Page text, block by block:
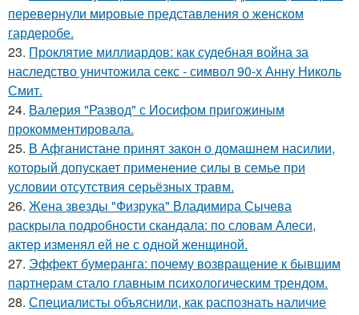
перевернули мировые представления о женском
гардеробе.
23. Проклятие миллиардов: как судебная война за
наследство уничтожила секс - символ 90-х Анну Николь
Смит.
24. Валерия "Развод" с Иосифом пригожиным
прокомментировала.
25. В Афганистане принят закон о домашнем насилии,
который допускает применение силы в семье при
условии отсутствия серьёзных травм.
26. Жена звезды "Физрука" Владимира Сычева
раскрыла подробности скандала: по словам Алеси,
актер изменял ей не с одной женщиной.
27. Эффект бумеранга: почему возвращение к бывшим
партнерам стало главным психологическим трендом.
28. Специалисты объяснили, как распознать наличие